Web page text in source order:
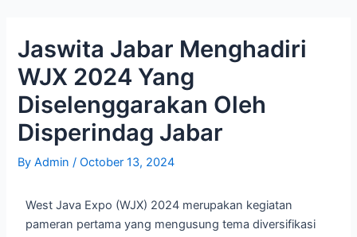
content
Jaswita Jabar Menghadiri
WJX 2024 Yang
Diselenggarakan Oleh
Disperindag Jabar
ByAdmin/October 13, 2024
West Java Expo (WJX) 2024 merupakan kegiatan
pameran pertama yang mengusung tema diversifikasi